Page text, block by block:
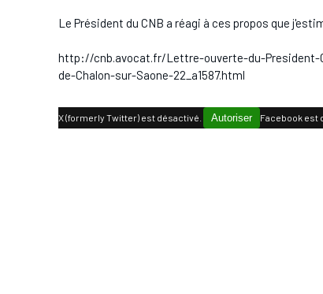
Le Président du CNB a réagi à ces propos que
http://cnb.avocat.fr/Lettre-ouverte-du-President-
de-Chalon-sur-Saone-22_a1587.html
X (formerly Twitter) est désactivé. Autoriser Facebook est